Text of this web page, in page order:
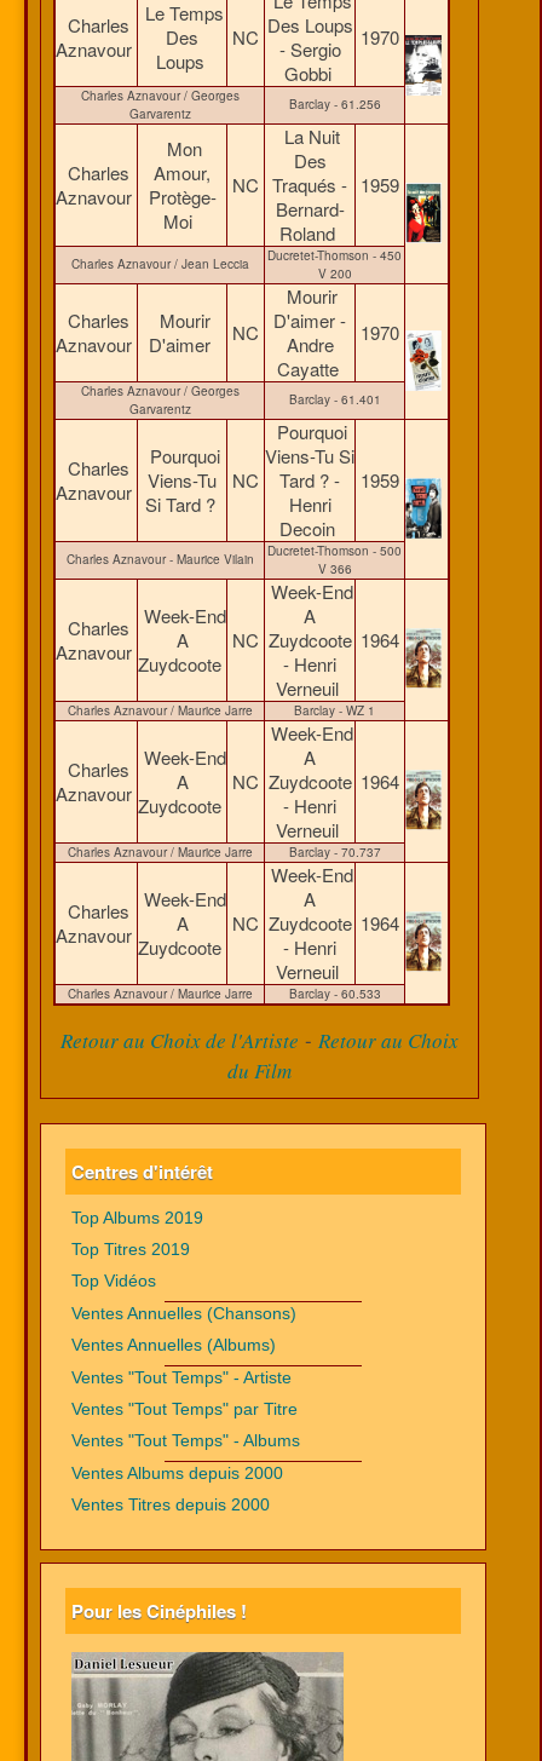
Charles
Aznavour
Le Temps
Des
Loups
NC Des Loups
- Sergio
Gobbi
1970
Charles Aznavour / Georges
Garvarentz
Barclay - 61.256
Charles
Aznavour
Mon
Amour,
Protège-
Moi
NC
La Nuit
Des
Traqués -
Bernard-
Roland
1959
Charles Aznavour / Jean Leccia
Ducretet-Thomson - 450
V 200
Charles
Aznavour
Mourir
D'aimer
NC
Mourir
D'aimer -
Andre
Cayatte
1970
Charles Aznavour / Georges
Garvarentz
Barclay - 61.401
Charles
Aznavour
Pourquoi
Viens-Tu
Si Tard ?
NC
Pourquoi
Viens-Tu Si
Tard ? -
Henri
Decoin
1959
Charles Aznavour - Maurice Vilain
Ducretet-Thomson - 500
V 366
Charles
Aznavour
Week-End
A
Zuydcoote
NC
Week-End
A
Zuydcoote
- Henri
Verneuil
1964
Charles Aznavour / Maurice Jarre Barclay - WZ 1
Charles
Aznavour
Week-End
A
Zuydcoote
NC
Week-End
A
Zuydcoote
- Henri
Verneuil
1964
Charles Aznavour / Maurice Jarre Barclay - 70.737
Charles
Aznavour
Week-End
A
Zuydcoote
NC
Week-End
A
Zuydcoote
- Henri
Verneuil
1964
Charles Aznavour / Maurice Jarre Barclay - 60.533
Retour au Choix de l'Artiste - Retour au Choix
du Film
Centres d'intérêt
Top Albums 2019
Top Titres 2019
Top Vidéos
Ventes Annuelles (Chansons)
Ventes Annuelles (Albums)
Ventes "Tout Temps" - Artiste
Ventes "Tout Temps" par Titre
Ventes "Tout Temps" - Albums
Ventes Albums depuis 2000
Ventes Titres depuis 2000
Pour les Cinéphiles !